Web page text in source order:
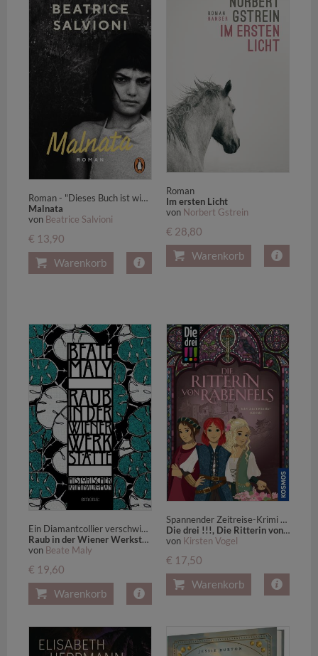
Roman - "Dieses Buch ist wie eine Stichflamme und hat mich komplett entzündet." Mareike Fallwickl - jetzt im Taschenbuch
Malnata
von Beatrice Salvioni
€ 13,90
Warenkorb
Roman
Im ersten Licht
von Norbert Gstrein
€ 28,80
Warenkorb
Ein Diamantcollier verschwindet - und Wien versinkt im Chaos. Band 3 der Erfolgsreihe (Max von Krause & Lili Feigl) - Historischer Kriminalroman
Raub in der Wiener Werkstätte
von Beate Maly
€ 19,60
Warenkorb
Spannender Zeitreise-Krimi ab 10 Jahren mit Kim, Franzi und Marie - jede Menge Detektivinnen-Power, hochwertig veredelt als Schmuckband mit Farbschnitt
Die drei !!!, Die Ritterin von Rabenfels
von Kirsten Vogel
€ 17,50
Warenkorb